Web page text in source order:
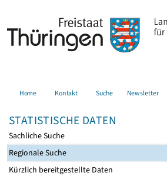
Home Kontakt Suche Newsletter
STATISTISCHE DATEN
Sachliche Suche
Regionale Suche
Kürzlich bereitgestellte Daten